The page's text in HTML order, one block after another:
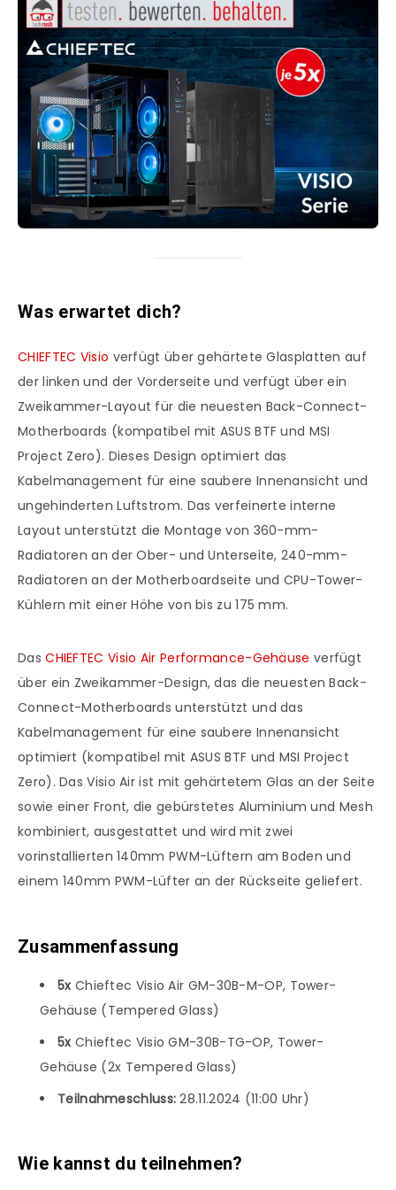
Was erwartet dich?
CHIEFTEC Visio verfügt über gehärtete Glasplatten auf
der linken und der Vorderseite und verfügt über ein
Zweikammer-Layout für die neuesten Back-Connect-
Motherboards (kompatibel mit ASUS BTF und MSI
Project Zero). Dieses Design optimiert das
Kabelmanagement für eine saubere Innenansicht und
ungehinderten Luftstrom. Das verfeinerte interne
Layout unterstützt die Montage von 360-mm-
Radiatoren an der Ober- und Unterseite, 240-mm-
Radiatoren an der Motherboardseite und CPU-Tower-
Kühlern mit einer Höhe von bis zu 175 mm.
DasCHIEFTEC Visio Air Performance-Gehäuse verfügt
über ein Zweikammer-Design, das die neuesten Back-
Connect-Motherboards unterstützt und das
Kabelmanagement für eine saubere Innenansicht
optimiert (kompatibel mit ASUS BTF und MSI Project
Zero). Das Visio Air ist mit gehärtetem Glas an der Seite
sowie einer Front, die gebürstetes Aluminium und Mesh
kombiniert, ausgestattet und wird mit zwei
vorinstallierten 140mm PWM-Lüftern am Boden und
einem 140mm PWM-Lüfter an der Rückseite geliefert.
Zusammenfassung
5x Chieftec Visio Air GM-30B-M-OP, Tower-
Gehäuse (Tempered Glass)
5x Chieftec Visio GM-30B-TG-OP, Tower-
Gehäuse (2x Tempered Glass)
Teilnahmeschluss: 28.11.2024 (11:00 Uhr)
Wie kannst du teilnehmen?